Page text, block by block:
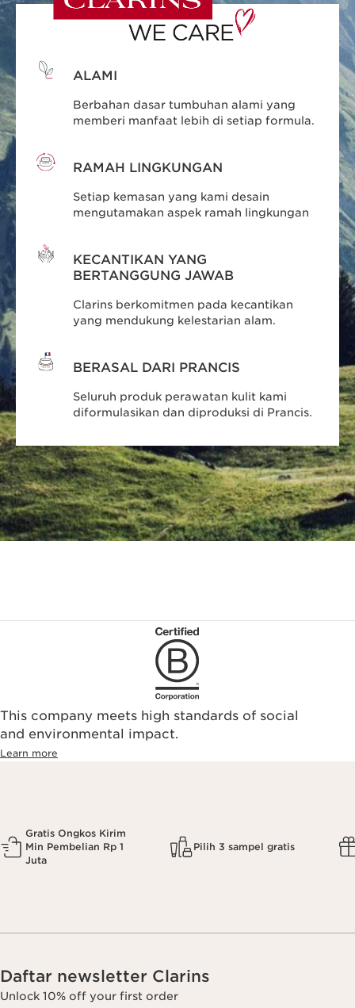
ALAMI
Berbahan dasar tumbuhan alami yang
memberi manfaat lebih di setiap formula.
RAMAH LINGKUNGAN
Setiap kemasan yang kami desain
mengutamakan aspek ramah lingkungan
KECANTIKAN YANG
BERTANGGUNG JAWAB
Clarins berkomitmen pada kecantikan
yang mendukung kelestarian alam.
BERASAL DARI PRANCIS
Seluruh produk perawatan kulit kami
diformulasikan dan diproduksi di Prancis.
This company meets high standards of social
and environmental impact.
Learn more
Gratis Ongkos Kirim
Min Pembelian Rp 1
Juta
Pilih 3 sampel gratis
Daftar newsletter Clarins
Unlock 10% off your first order